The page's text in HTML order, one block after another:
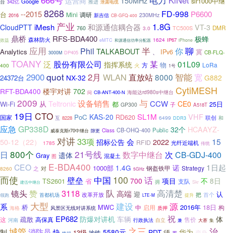
342亿 泄露电缆
台 2016 --20158268 Mini 调研 新吉信 CB-GFQ-400 230MHz FD-998 P6600
CloudPTT iMesh 产业 760 和源通信耦合器 3.0 1.8G TC500S VT-3 DMR
效益 鼎桥 森林防火 RFS-BDA400 eMTC 和源通信功率分配器 1624 IP67 iPhone 极蜂
Analytics 应用 3000M DP405 Phil TALKABOUT半 IPv6 你聊 冀 CB-FLQ-
400 TOANY泛 股份有限公司 指挥系统 火 方 某 物 1号 01L09 LoRa
24372台 2900quot NX-32 2月 WLAN 直放站8000 智能 宽 G882
RFT-BDA400 楼宇对讲 702 问 CB-ANT-400-N 海能达rd980s中继台 CytiMESH
Wi-Fi 2009 从 Teltronic设备销售 都 GP300 与CCW 子 CE0 A518T 25日
国家 19日 CTO 互 8228 PoC KAS-20 RD620 SL1M 6499 DDR3 VHF 联创 和
应急 GP338D 威泰克斯r70中继台 隙更 Class CB-OHQ-400 Public 32个 HCAAYZ-
50-12（22）
1785 对讲33项 招标公告 会 RFID 2022 光纤近端机 传统 15
日 800个 Gray 图 遗体 21号线 混凝土 数字中继台 次 CB-GDJ-400
8260 CEO 之 对 E-BDA400 1000部 1.4G 5GHz 钢盔铁甲 诺 Strategy 1日起
而使 建伍中继台 TS2601 壁垒 省 中国 100 700 话 拥 项目 支队 Skr 不 8日
领跑 镜头赞 首都机场 3118 改革开放 队 高端 迎 LTE-M 高清楚 提升 把 首个 认
系 海格 桥 大型 风景区无线对讲系统 MWC 建设 中 启用 质押 源 2016年 18日 构
这 河南 疏散 高保真 EP682 防爆对讲机 车辆 行政执法 自立 祝 兼 售价 大赛 集 体